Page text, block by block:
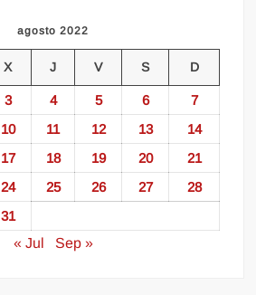
agosto 2022
X J V S D
3 4 5 6
7
10 11 12 13
14
17 18 19 20
21
24 25 26 27
28
31
« Jul
Sep »